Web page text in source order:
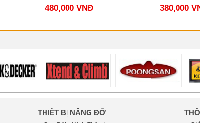
480,000 VNĐ 380,000
THIẾT BỊ NÂNG ĐỠ